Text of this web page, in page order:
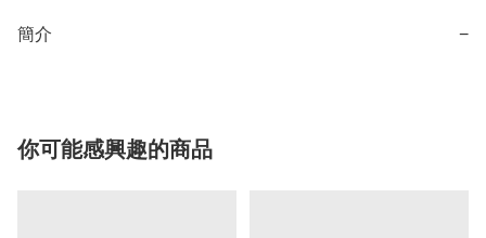
簡介 −
你可能感興趣的商品